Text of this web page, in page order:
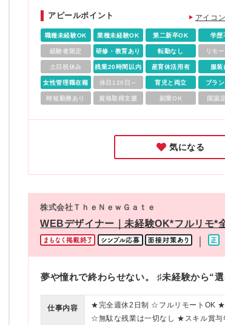
※正社員・パートいずれも試用期間は3
遇・雇用形態に差異はありません）
アピールポイント アイコ
職種未経験OK 業種未経験OK 第二新卒OK 学歴
経験者限定 研修・教育あり 転勤なし リモ
土日祝休み 残業20時間以内 産育休活用有 服装
女性管理職在籍 休日120日～ 育児と両立 ブラ
時短勤務あり 資格取得支援 副業OK 国認
気になる
株式会社ＴｈｅＮｅｗＧａｔｅ
WEBデザイナー｜未経験OK*フルリモ*
夢や憧れで終わらせない。 ♯未経験から“
仕事内容
★完全週休2日制 ☆フルリモートOK ★
☆無駄な残業は一切なし ★スキル賞与